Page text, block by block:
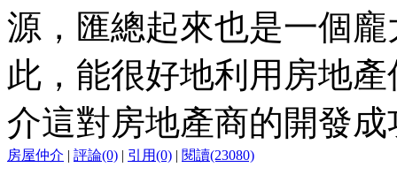
源，匯總起來也是一個
此，能很好地利用房地
介這對房地產商的開發
房屋仲介 | 評論(0) | 引用(0) | 閱讀(23080)